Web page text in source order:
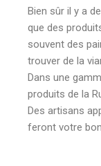
Bien sûr il y a
que des
souvent des
trouver de la
Dans une
produits de la
Des artisans
feront votre